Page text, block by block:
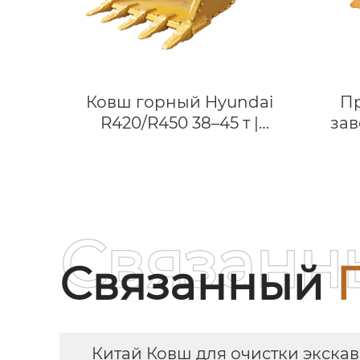
Ковш горный Hyundai
R420/R450 38–45 т |
Связанный
Китай Ковш для очистки